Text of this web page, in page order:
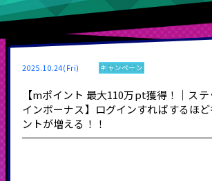
2025.10.24(Fri) キャンペーン
【mポイント 最大110万pt獲得！｜ス
インボーナス】ログインすればするほ
ントが増える！！